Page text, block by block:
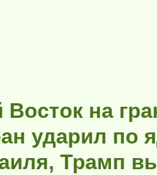
на
ударил по
Трамп